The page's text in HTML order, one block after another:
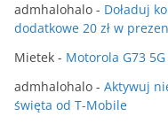
admhalohalo - Doładuj
dodatkowe 20 zł w
Mietek - Motorola G73
admhalohalo - Aktywuj
święta od T-Mobile